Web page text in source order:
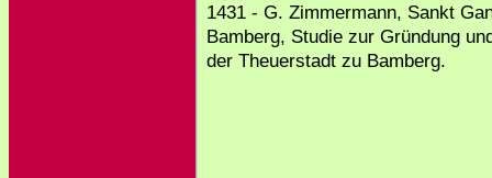
1431 - G. Zimmermann, Sankt
Bamberg, Studie zur Gründung
der Theuerstadt zu Bamberg.